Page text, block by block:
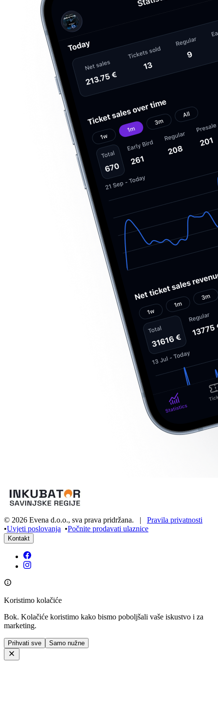
© 2026 Evena d.o.o., sva prava pridržana. | Pravila privatnosti
•Uvjeti poslovanja •Počnite prodavati ulaznice
Kontakt
Koristimo kolačiće
Bok. Kolačiće koristimo kako bismo poboljšali vaše iskustvo i za
marketing.
Prihvati sve Samo nužne